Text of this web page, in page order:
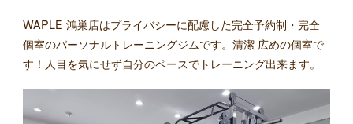
WAPLE 鴻巣店はプライバシーに配慮した完全予約制・完全
個室のパーソナルトレーニングジムです。清潔 広めの個室で
す！人目を気にせず自分のペースでトレーニング出来ます。